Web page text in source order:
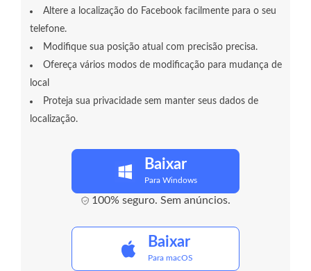
Altere a localização do Facebook facilmente para o seu
telefone.
Modifique sua posição atual com precisão precisa.
Ofereça vários modos de modificação para mudança de
local
Proteja sua privacidade sem manter seus dados de
localização.
Baixar
Para Windows
100% seguro. Sem anúncios.
Baixar
Para macOS